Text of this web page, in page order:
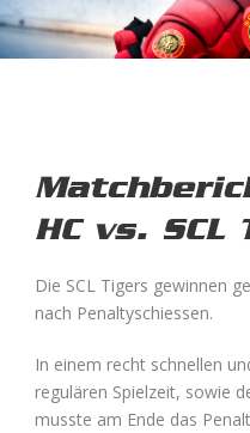
HC vs. SCL
Die SCL Tigers gewinnen
nach Penaltyschiessen.
In einem recht schnellen
regulären Spielzeit, sowie
musste am Ende das